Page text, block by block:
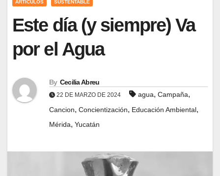
ARTÍCULOS SUSTENTABLE
Este día (y siempre) Va
por el Agua
By Cecilia Abreu
22 DE MARZO DE 2024 agua, Campaña,
Cancion, Concientización, Educación Ambiental,
Mérida, Yucatán